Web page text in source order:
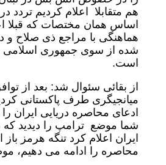
هم متقابلا اعلام کردیم تردد
اساس همان مختصات که قبلا
هماهنگی با مراجع ذی صلاح
شده از سوی جمهوری اسلامی
است.
از بقائی سئوال شد: بعد از
میانجیگری طرف پاکستانی
ادعای محاصره دریایی ایران
شما موضع ترامپ را دیدید که
ایران اعلام کرد تنگه هرمز
محاصره را ادامه می دهیم،